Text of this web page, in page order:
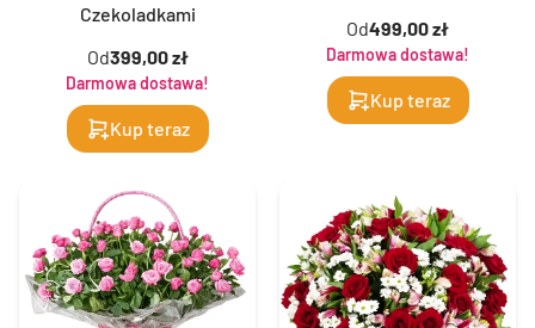
Czekoladkami
Od399,00 zł
Darmowa dostawa!
Kup teraz
Od499,00 zł
Darmowa dostawa!
Kup teraz